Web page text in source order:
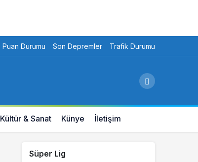
Puan Durumu Son Depremler Trafik Durumu
Kültür & Sanat Künye İletişim
Süper Lig